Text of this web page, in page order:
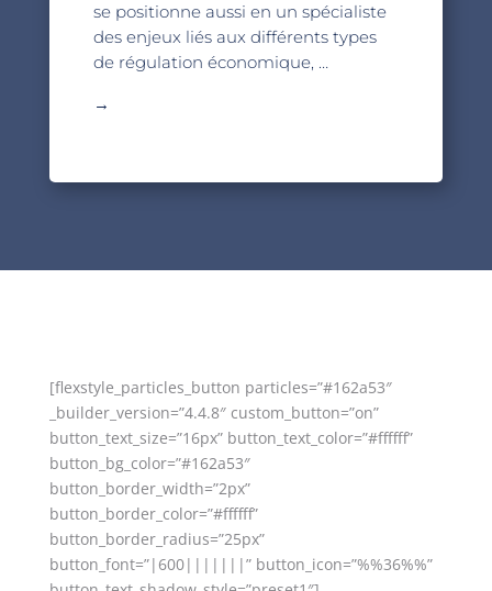
se positionne aussi en un spécialiste
des enjeux liés aux différents types
de régulation économique, …
→
[flexstyle_particles_button particles=”#162a53″
_builder_version=”4.4.8″ custom_button=”on”
button_text_size=”16px” button_text_color=”#ffffff”
button_bg_color=”#162a53″
button_border_width=”2px”
button_border_color=”#ffffff”
button_border_radius=”25px”
button_font=”|600|||||||” button_icon=”%%36%%”